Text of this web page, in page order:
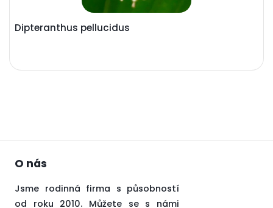
Dipteranthus pellucidus
O nás
Jsme rodinná firma s působností
od roku 2010. Můžete se s námi